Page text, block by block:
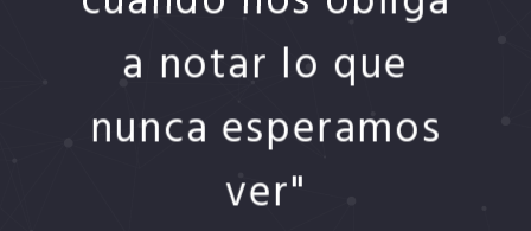
a notar lo que
nunca esperamos
ver"